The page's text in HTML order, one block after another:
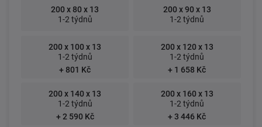
200 x 80 x 13
1-2 týdnů
200 x 90 x 13
1-2 týdnů
200 x 100 x 13
1-2 týdnů
+ 801 Kč
200 x 120 x 13
1-2 týdnů
+ 1 658 Kč
200 x 140 x 13
1-2 týdnů
+ 2 590 Kč
200 x 160 x 13
1-2 týdnů
+ 3 446 Kč